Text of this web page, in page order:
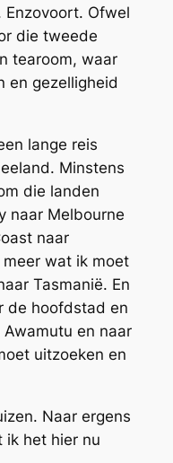
Ofwel
die tweede
tearoom, waar
en gezelligheid
lange reis
Minstens
die landen
naar Melbourne
naar
wat ik moet
Tasmanië. En
de hoofdstad en
Awamutu en naar
uitzoeken en
Naar ergens
ik het hier nu